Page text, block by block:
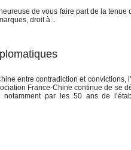
de vous faire part de la
droit à...
entre contradiction et convictions,
France-Chine continue de se
par les 50 ans de